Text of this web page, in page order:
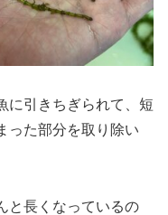
に引きちぎられて、短
った部分を取り除い
と長くなっているの